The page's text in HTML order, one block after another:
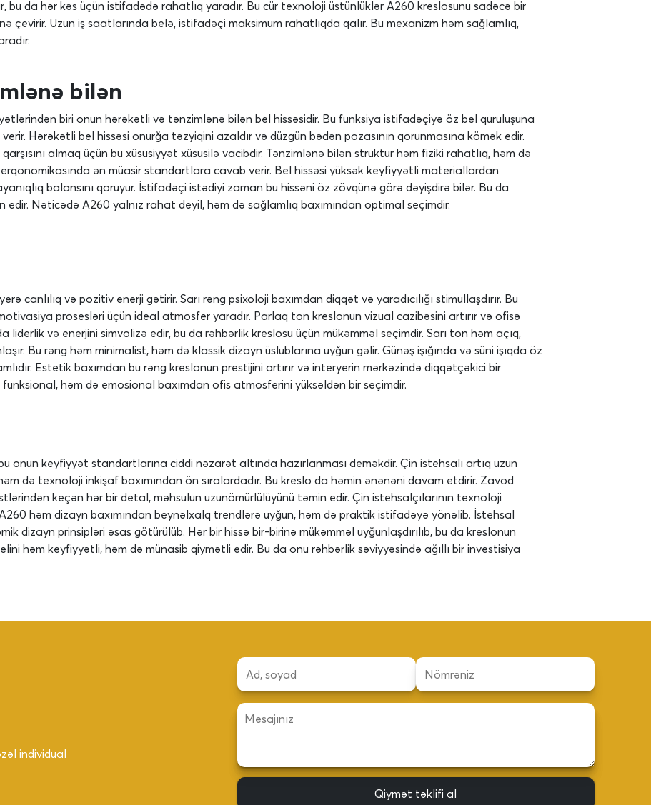
bu da hər kəs üçün istifadədə rahatlıq yaradır. Bu cür texnoloji üstünlüklər A260 kreslosunu sadəcə bir
çevirir. Uzun iş saatlarında belə, istifadəçi maksimum rahatlıqda qalır. Bu mexanizm həm sağlamlıq,
bilən
biri onun hərəkətli və tənzimlənə bilən bel hissəsidir. Bu funksiya istifadəçiyə öz bel quruluşuna
Hərəkətli bel hissəsi onurğa təzyiqini azaldır və düzgün bədən pozasının qorunmasına kömək edir.
almaq üçün bu xüsusiyyət xüsusilə vacibdir. Tənzimlənə bilən struktur həm fiziki rahatlıq, həm də
ən müasir standartlara cavab verir. Bel hissəsi yüksək keyfiyyətli materiallardan
balansını qoruyur. İstifadəçi istədiyi zaman bu hissəni öz zövqünə görə dəyişdirə bilər. Bu da
Nəticədə A260 yalnız rahat deyil, həm də sağlamlıq baxımından optimal seçimdir.
canlılıq və pozitiv enerji gətirir. Sarı rəng psixoloji baxımdan diqqət və yaradıcılığı stimullaşdırır. Bu
prosesləri üçün ideal atmosfer yaradır. Parlaq ton kreslonun vizual cazibəsini artırır və ofisə
liderlik və enerjini simvolizə edir, bu da rəhbərlik kreslosu üçün mükəmməl seçimdir. Sarı ton həm açıq,
Bu rəng həm minimalist, həm də klassik dizayn üslublarına uyğun gəlir. Günəş işığında və süni işıqda öz
Estetik baxımdan bu rəng kreslonun prestijini artırır və interyerin mərkəzində diqqətçəkici bir
həm də emosional baxımdan ofis atmosferini yüksəldən bir seçimdir.
onun keyfiyyət standartlarına ciddi nəzarət altında hazırlanması deməkdir. Çin istehsalı artıq uzun
də texnoloji inkişaf baxımından ön sıralardadır. Bu kreslo da həmin ənənəni davam etdirir. Zavod
keçən hər bir detal, məhsulun uzunömürlülüyünü təmin edir. Çin istehsalçılarının texnoloji
həm dizayn baxımından beynəlxalq trendlərə uyğun, həm də praktik istifadəyə yönəlib. İstehsal
dizayn prinsipləri əsas götürülüb. Hər bir hissə bir-birinə mükəmməl uyğunlaşdırılıb, bu da kreslonun
həm keyfiyyətli, həm də münasib qiymətli edir. Bu da onu rəhbərlik səviyyəsində ağıllı bir investisiya
individual
Qiymət təklifi al